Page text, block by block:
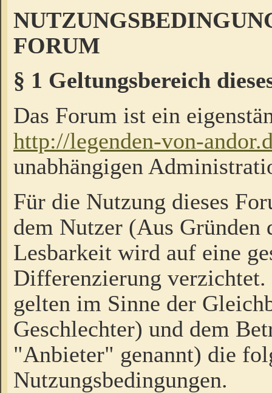
FORUM
§ 1 Geltungsbereich
Das Forum ist ein
http://legenden-von-
unabhängigen
Für die Nutzung dieses
dem Nutzer (Aus Gründen
Lesbarkeit wird auf eine
Differenzierung
gelten im Sinne der
Geschlechter) und dem
"Anbieter" genannt) die
Nutzungsbedingungen.